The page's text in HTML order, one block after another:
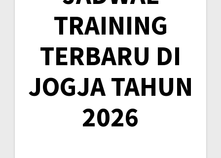
TRAINING
TERBARU DI
JOGJA TAHUN
2026